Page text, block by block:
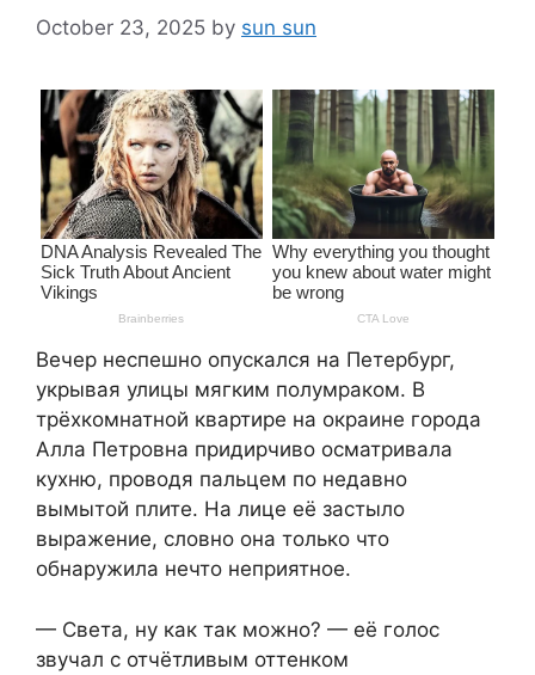
October 23, 2025 by sun sun
Вечер неспешно опускался на Петербург,
укрывая улицы мягким полумраком. В
трёхкомнатной квартире на окраине города
Алла Петровна придирчиво осматривала
кухню, проводя пальцем по недавно
вымытой плите. На лице её застыло
выражение, словно она только что
обнаружила нечто неприятное.
— Света, ну как так можно? — её голос
звучал с отчётливым оттенком